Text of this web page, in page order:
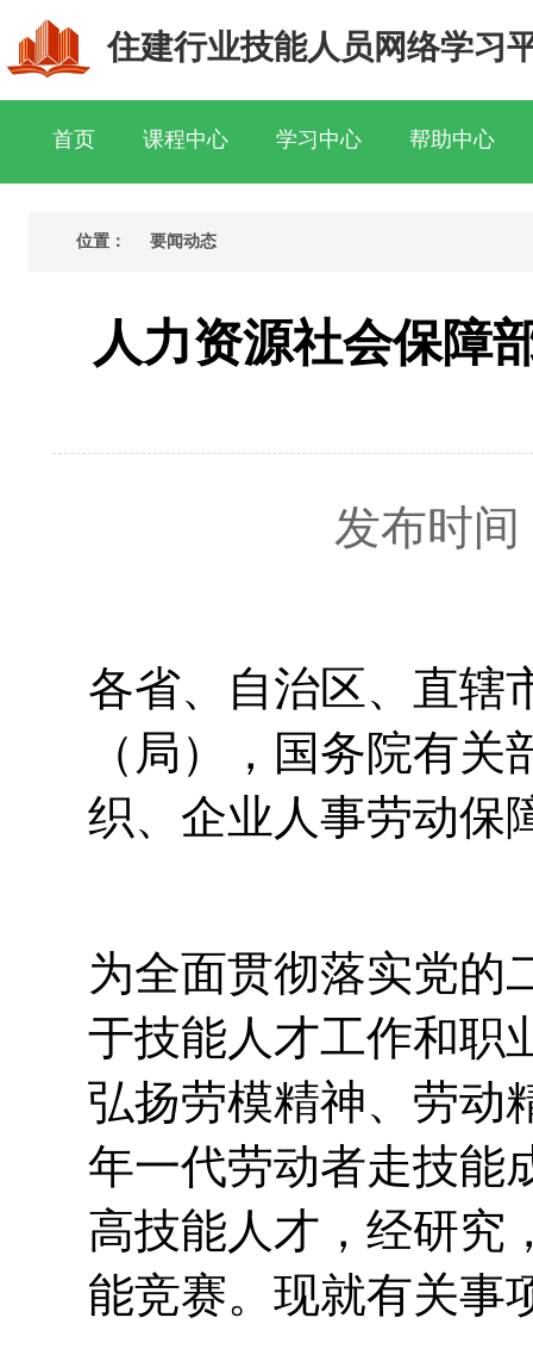
住建行业技能人员网络学习
首页 课程中心 学习中心 帮助中心
位置： 要闻动态
人力资源社会保障
发布时间
各省、自治区、直辖
（局），国务院有
织、企业人事劳动保
为全面贯彻落实党的
于技能人才工作和职
弘扬劳模精神、劳动
年一代劳动者走技能
高技能人才，经研究
能竞赛。现就有关事